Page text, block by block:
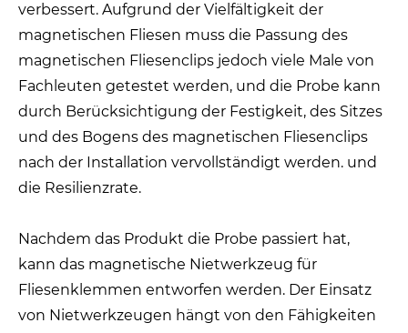
verbessert. Aufgrund der Vielfältigkeit der
magnetischen Fliesen muss die Passung des
magnetischen Fliesenclips jedoch viele Male von
Fachleuten getestet werden, und die Probe kann
durch Berücksichtigung der Festigkeit, des Sitzes
und des Bogens des magnetischen Fliesenclips
nach der Installation vervollständigt werden. und
die Resilienzrate.
Nachdem das Produkt die Probe passiert hat,
kann das magnetische Nietwerkzeug für
Fliesenklemmen entworfen werden. Der Einsatz
von Nietwerkzeugen hängt von den Fähigkeiten